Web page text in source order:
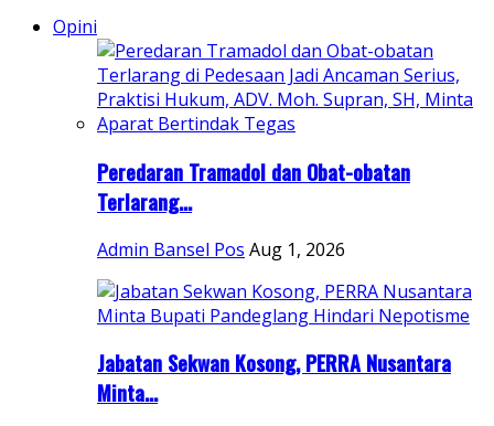
Opini
Peredaran Tramadol dan Obat-obatan
Terlarang...
Admin Bansel Pos Aug 1, 2026
Jabatan Sekwan Kosong, PERRA Nusantara
Minta...